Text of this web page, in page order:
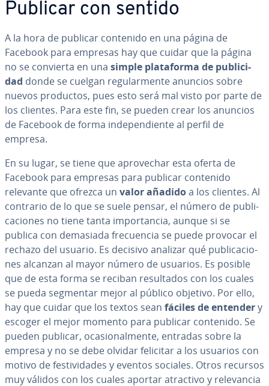
Publicar con sentido
A la hora de publicar contenido en una página de
Facebook para empresas hay que cuidar que la página
no se convierta en una simple pla­ta­fo­r­ma de pu­bli­ci­
dad donde se cuelgan re­gu­la­r­me­n­te anuncios sobre
nuevos productos, pues esto será mal visto por parte de
los clientes. Para este fin, se pueden crear los anuncios
de Facebook de forma in­de­pe­n­die­n­te al perfil de
empresa.
En su lugar, se tiene que apro­ve­char esta oferta de
Facebook para empresas para publicar contenido
relevante que ofrezca un valor añadidoa los clientes. Al
contrario de lo que se suele pensar, el número de pu­bli­
ca­cio­nes no tiene tanta im­po­r­ta­n­cia, aunque si se
publica con demasiada fre­cue­n­cia se puede provocar el
rechazo del usuario. Es decisivo analizar qué pu­bli­ca­cio­
nes alcanzan al mayor número de usuarios. Es posible
que de esta forma se reciban re­su­l­ta­dos con los cuales
se pueda segmentar mejor al público objetivo. Por ello,
hay que cuidar que los textos sean fáciles de entendery
escoger el mejor momento para publicar contenido. Se
pueden publicar, oca­sio­na­l­me­n­te, entradas sobre la
empresa y no se debe olvidar felicitar a los usuarios con
motivo de fe­s­ti­vi­da­des y eventos sociales. Otros recursos
muy válidos con los cuales aportar atractivo y re­le­va­n­cia